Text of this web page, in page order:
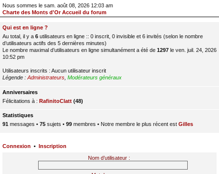
Nous sommes le sam. août 08, 2026 12:03 am
Charte des Monts d'Or Accueil du forum
Qui est en ligne ?
Au total, il y a 6 utilisateurs en ligne :: 0 inscrit, 0 invisible et 6 invités (selon le nombre
d’utilisateurs actifs des 5 dernières minutes)
Le nombre maximal d’utilisateurs en ligne simultanément a été de 1297 le ven. juil. 24, 2026
10:52 pm
Utilisateurs inscrits : Aucun utilisateur inscrit
Légende : Administrateurs Modérateurs généraux
Anniversaires
Félicitations à : RafinitoClatt (48)
Statistiques
91 messages • 75 sujets • 99 membres • Notre membre le plus récent est Gilles
Connexion • Inscription
Nom d’utilisateur :